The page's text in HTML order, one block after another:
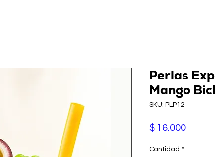
Perlas
Mango
SKU: PLP12
$ 16.000Precio
Cantidad *